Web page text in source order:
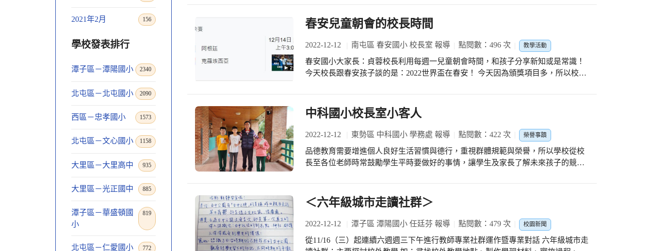
2021年2月 156
學校發表排行
潭子區－潭陽國小 2340
北屯區－北屯國小 2090
西區－忠孝國小 1573
北屯區－文心國小 1158
大里區－大里高中 935
大里區－光正國中 885
潭子區－華盛頓國
小
819
北屯區－仁愛國小 772
來快樂與溫馨，可愛的「小精靈」以隱喻方式，引領遊客找到屬於自己的幸福，徜
情享受走出教室上課的不同樂趣。 吳宇翔說：今天和大哥哥大姐姐去賞花，非常開
心，原來我的家鄉這麼美麗。 徐翊綦說：漫遊在花海中，微微的徐風，淡淡的花
香，真是美妙；天公作美，給了我們一個大太陽，看見美麗又芬芳的花花草草，我
過走讀、體驗、觀察、探索與反思學習，可以更貼近生活經驗，豐富學習；回到學
校，每位小朋友紅通通的臉蛋上掛滿笑意與滿足神情，為今天收穫滿滿的校外教學
畫下完美句點。
食指與大拇指】 【相聲 301陳彥丞、黃品宸、林睿晨 小兔三隻】 【說故事 302詹允
睿 豬爸爸賺力氣】 【相聲 401張迦勒、李弈霆 成語大比拚】 【說故事 302劉芮 金
斧頭和銀斧頭】 參賽的小朋友都是主動報名，再精心練習，甚至粉墨登場，博得最
熱情的掌聲！！ #春安111閱讀第1 #感謝中年級老師的指導及家長的協助
春安兒童朝會的校長時間
2022-12-12 南屯區 春安國小 校長室 報導 點閱數：496 次 教學活動
春安國小大家長：貞蓉校長利用每週一兒童朝會時間，和孩子分享新知或是常識！
今天校長跟春安孩子談的是：2022世界盃在春安！ 今天因為頒獎項目多，所以校長
廷、法國、摩洛哥、克羅埃西亞！ 3. 為建立孩子的世界地理觀念，校長特別把國旗
和國家的地理位置標示，秀給全校孩子看！也說明：摩洛哥是首次進入決賽的非洲
國家！ 4. 台灣在哪裡？台灣在全球地圖看起來很小，很小！希望春安孩子立足台
中科國小校長室小客人
2022-12-12 東勢區 中科國小 學務處 報導 點閱數：422 次 榮譽事蹟
品德教育需要增進個人良好生活習慣與德行，重視群體規範與榮譽，所以學校從校
長至各位老師時常鼓勵學生平時要做好的事情，讓學生及家長了解未來孩子的競爭
與同儕的互動去實踐好品格。
＜六年級城市走讀社群＞
2022-12-12 潭子區 潭陽國小 任廷芬 報導 點閱數：479 次 校園新聞
從11/16（三）起連續六週週三下午進行教師專業社群運作暨專業對話 六年級城市走